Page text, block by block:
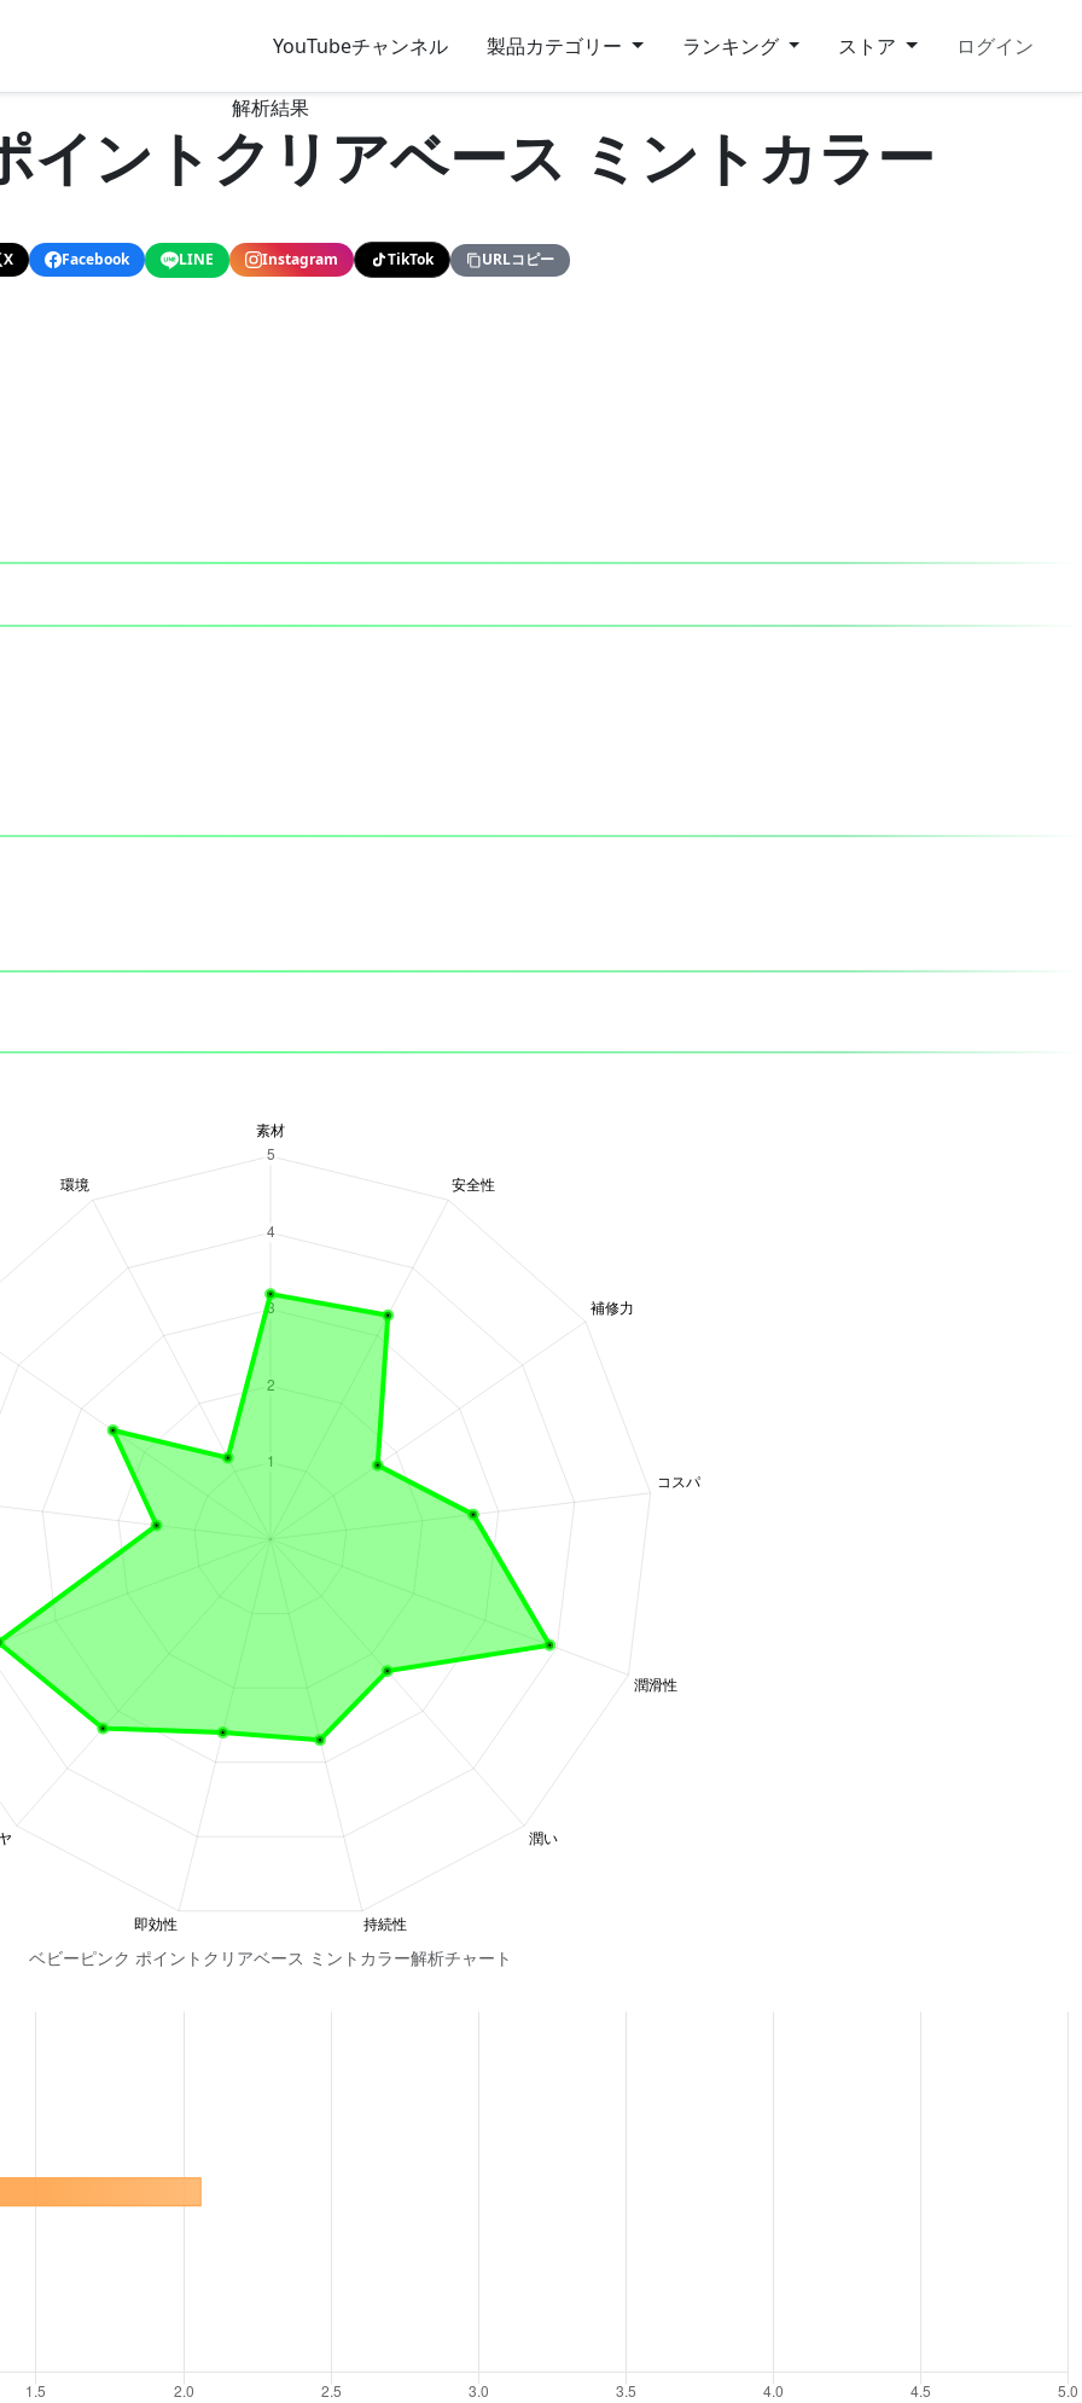
YouTubeチャンネル 製品カテゴリー ランキング ストア ログイン
解析結果
イントクリアベース ミントカラー
X Facebook LINE Instagram TikTok URLコピー
ベビーピンク ポイントクリアベース ミントカラー解析チャート